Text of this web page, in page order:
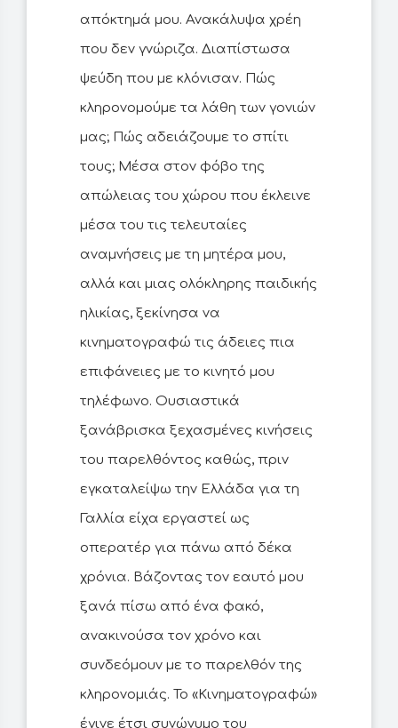
απόκτημά μου. Ανακάλυψα χρέη
που δεν γνώριζα. Διαπίστωσα
ψεύδη που με κλόνισαν. Πώς
κληρονομούμε τα λάθη των γονιών
μας; Πώς αδειάζουμε το σπίτι
τους; Μέσα στον φόβο της
απώλειας του χώρου που έκλεινε
μέσα του τις τελευταίες
αναμνήσεις με τη μητέρα μου,
αλλά και μιας ολόκληρης παιδικής
ηλικίας, ξεκίνησα να
κινηματογραφώ τις άδειες πια
επιφάνειες με το κινητό μου
τηλέφωνο. Ουσιαστικά
ξανάβρισκα ξεχασμένες κινήσεις
του παρελθόντος καθώς, πριν
εγκαταλείψω την Ελλάδα για τη
Γαλλία είχα εργαστεί ως
οπερατέρ για πάνω από δέκα
χρόνια. Βάζοντας τον εαυτό μου
ξανά πίσω από ένα φακό,
ανακινούσα τον χρόνο και
συνδεόμουν με το παρελθόν της
κληρονομιάς. Το «Κινηματογραφώ»
έγινε έτσι συνώνυμο του